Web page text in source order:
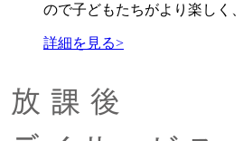
ので子どもたちがより楽しく
詳細を見る>